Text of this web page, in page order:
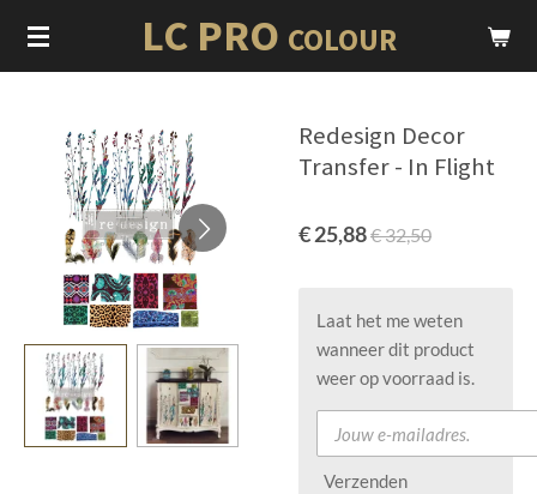
Ga
direct
hoofdinhoud
LC PRO COLOUR
Redesign Decor
Transfer - In Flight
€ 25,88€ 32,50
Laat het me weten
wanneer dit product
weer op voorraad is.
Verzenden